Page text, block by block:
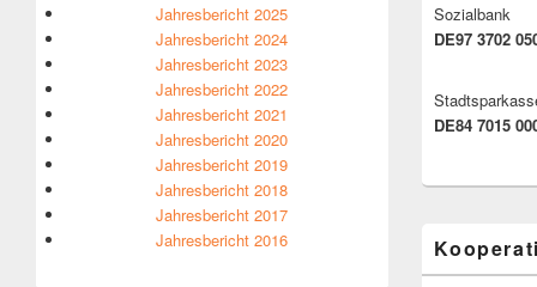
Jahresbericht 2025
Jahresbericht 2024
Jahresbericht 2023
Jahresbericht 2022
Jahresbericht 2021
Jahresbericht 2020
Jahresbericht 2019
Jahresbericht 2018
Jahresbericht 2017
Jahresbericht 2016
Sozialbank
DE97 3702
DE84 7015